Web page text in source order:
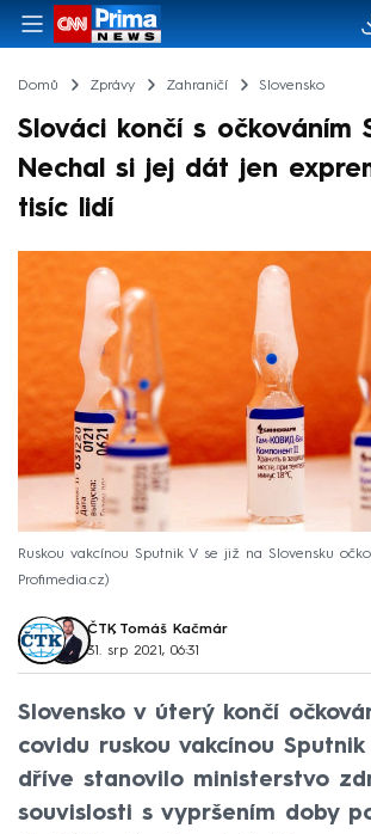
Domů Zprávy Zahraničí Slovensko
Slováci končí s očkováním
Nechal si jej dát jen
tisíc lidí
Ruskou vakcínou Sputnik V se již na Slovensku
Profimedia.cz
ČTK, Tomáš Kačmár
31. srp 2021, 06:31
Slovensko v úterý končí
covidu ruskou vakcínou Sputnik
dříve stanovilo ministerstvo
souvislosti s vypršením doby